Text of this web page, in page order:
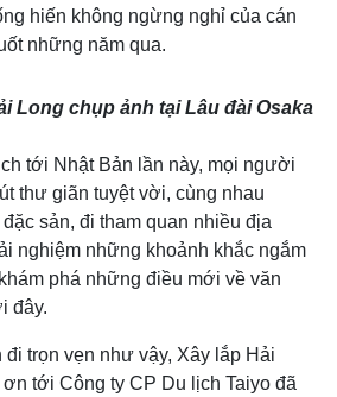
hiến không ngừng nghỉ của cán
những năm qua.
Long chụp ảnh tại Lâu đài Osaka
tới Nhật Bản lần này, mọi người
thư giãn tuyệt vời, cùng nhau
sản, đi tham quan nhiều địa
nghiệm những khoảnh khắc ngắm
phá những điều mới về văn
đây.
đi trọn vẹn như vậy, Xây lắp Hải
tới Công ty CP Du lịch Taiyo đã